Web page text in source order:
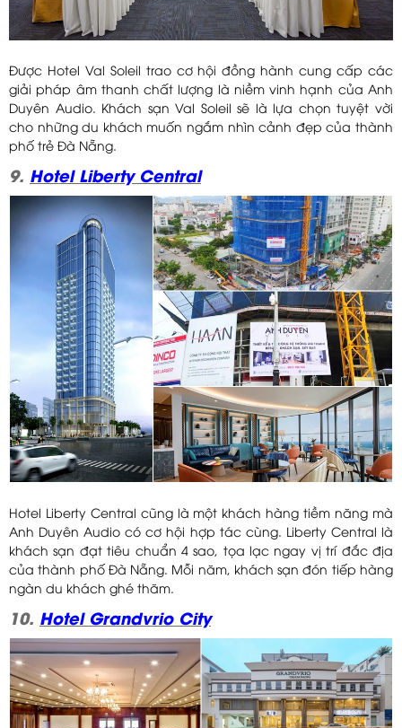
Được Hotel Val Soleil trao cơ hội đồng hành cung cấp các
giải pháp âm thanh chất lượng là niềm vinh hạnh của Anh
Duyên Audio. Khách sạn Val Soleil sẽ là lựa chọn tuyệt vời
cho những du khách muốn ngắm nhìn cảnh đẹp của thành
phố trẻ Đà Nẵng.
9. Hotel Liberty Central
Hotel Liberty Central cũng là một khách hàng tiềm năng mà
Anh Duyên Audio có cơ hội hợp tác cùng. Liberty Central là
khách sạn đạt tiêu chuẩn 4 sao, tọa lạc ngay vị trí đắc địa
của thành phố Đà Nẵng. Mỗi năm, khách sạn đón tiếp hàng
ngàn du khách ghé thăm.
10. Hotel Grandvrio City